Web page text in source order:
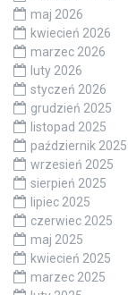
maj 2026
kwiecień 2026
marzec 2026
luty 2026
styczeń 2026
grudzień 2025
listopad 2025
październik 2025
wrzesień 2025
sierpień 2025
lipiec 2025
czerwiec 2025
maj 2025
kwiecień 2025
marzec 2025